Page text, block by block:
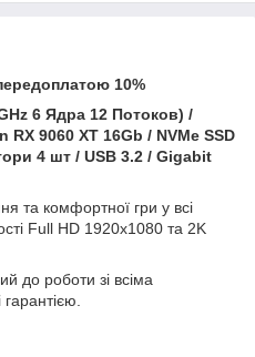
10%
6 Ядра 12 Потоков) /
RX 9060 XT 16Gb / NVMe SSD
4 шт / USB 3.2 / Gigabit
та комфортної гри у всі
Full HD 1920x1080 та 2K
до роботи зі всіма